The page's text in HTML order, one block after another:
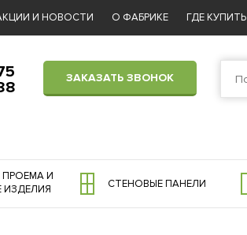
И НОВОСТИ О ФАБРИКЕ ГДЕ КУПИТЬ
ЗАКАЗАТЬ ЗВОНОК
И
СТЕНОВЫЕ ПАНЕЛИ